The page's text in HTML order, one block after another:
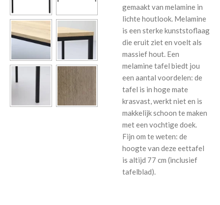
gemaakt van melamine in
lichte houtlook. Melamine
is een sterke kunststoflaag
die eruit ziet en voelt als
massief hout. Een
melamine tafel biedt jou
een aantal voordelen: de
tafel is in hoge mate
krasvast, werkt niet en is
makkelijk schoon te maken
met een vochtige doek.
Fijn om te weten: de
hoogte van deze eettafel
is altijd 77 cm (inclusief
tafelblad).